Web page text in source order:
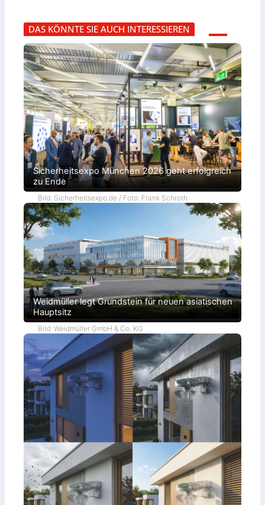
DAS KÖNNTE SIE AUCH INTERESSIEREN
Sicherheitsexpo München 2026 geht erfolgreich
zu Ende
Bild: Sicherheitsexpo.de / Foto: Frank Schroth
Weidmüller legt Grundstein für neuen asiatischen
Hauptsitz
Bild: Weidmüller GmbH & Co. KG